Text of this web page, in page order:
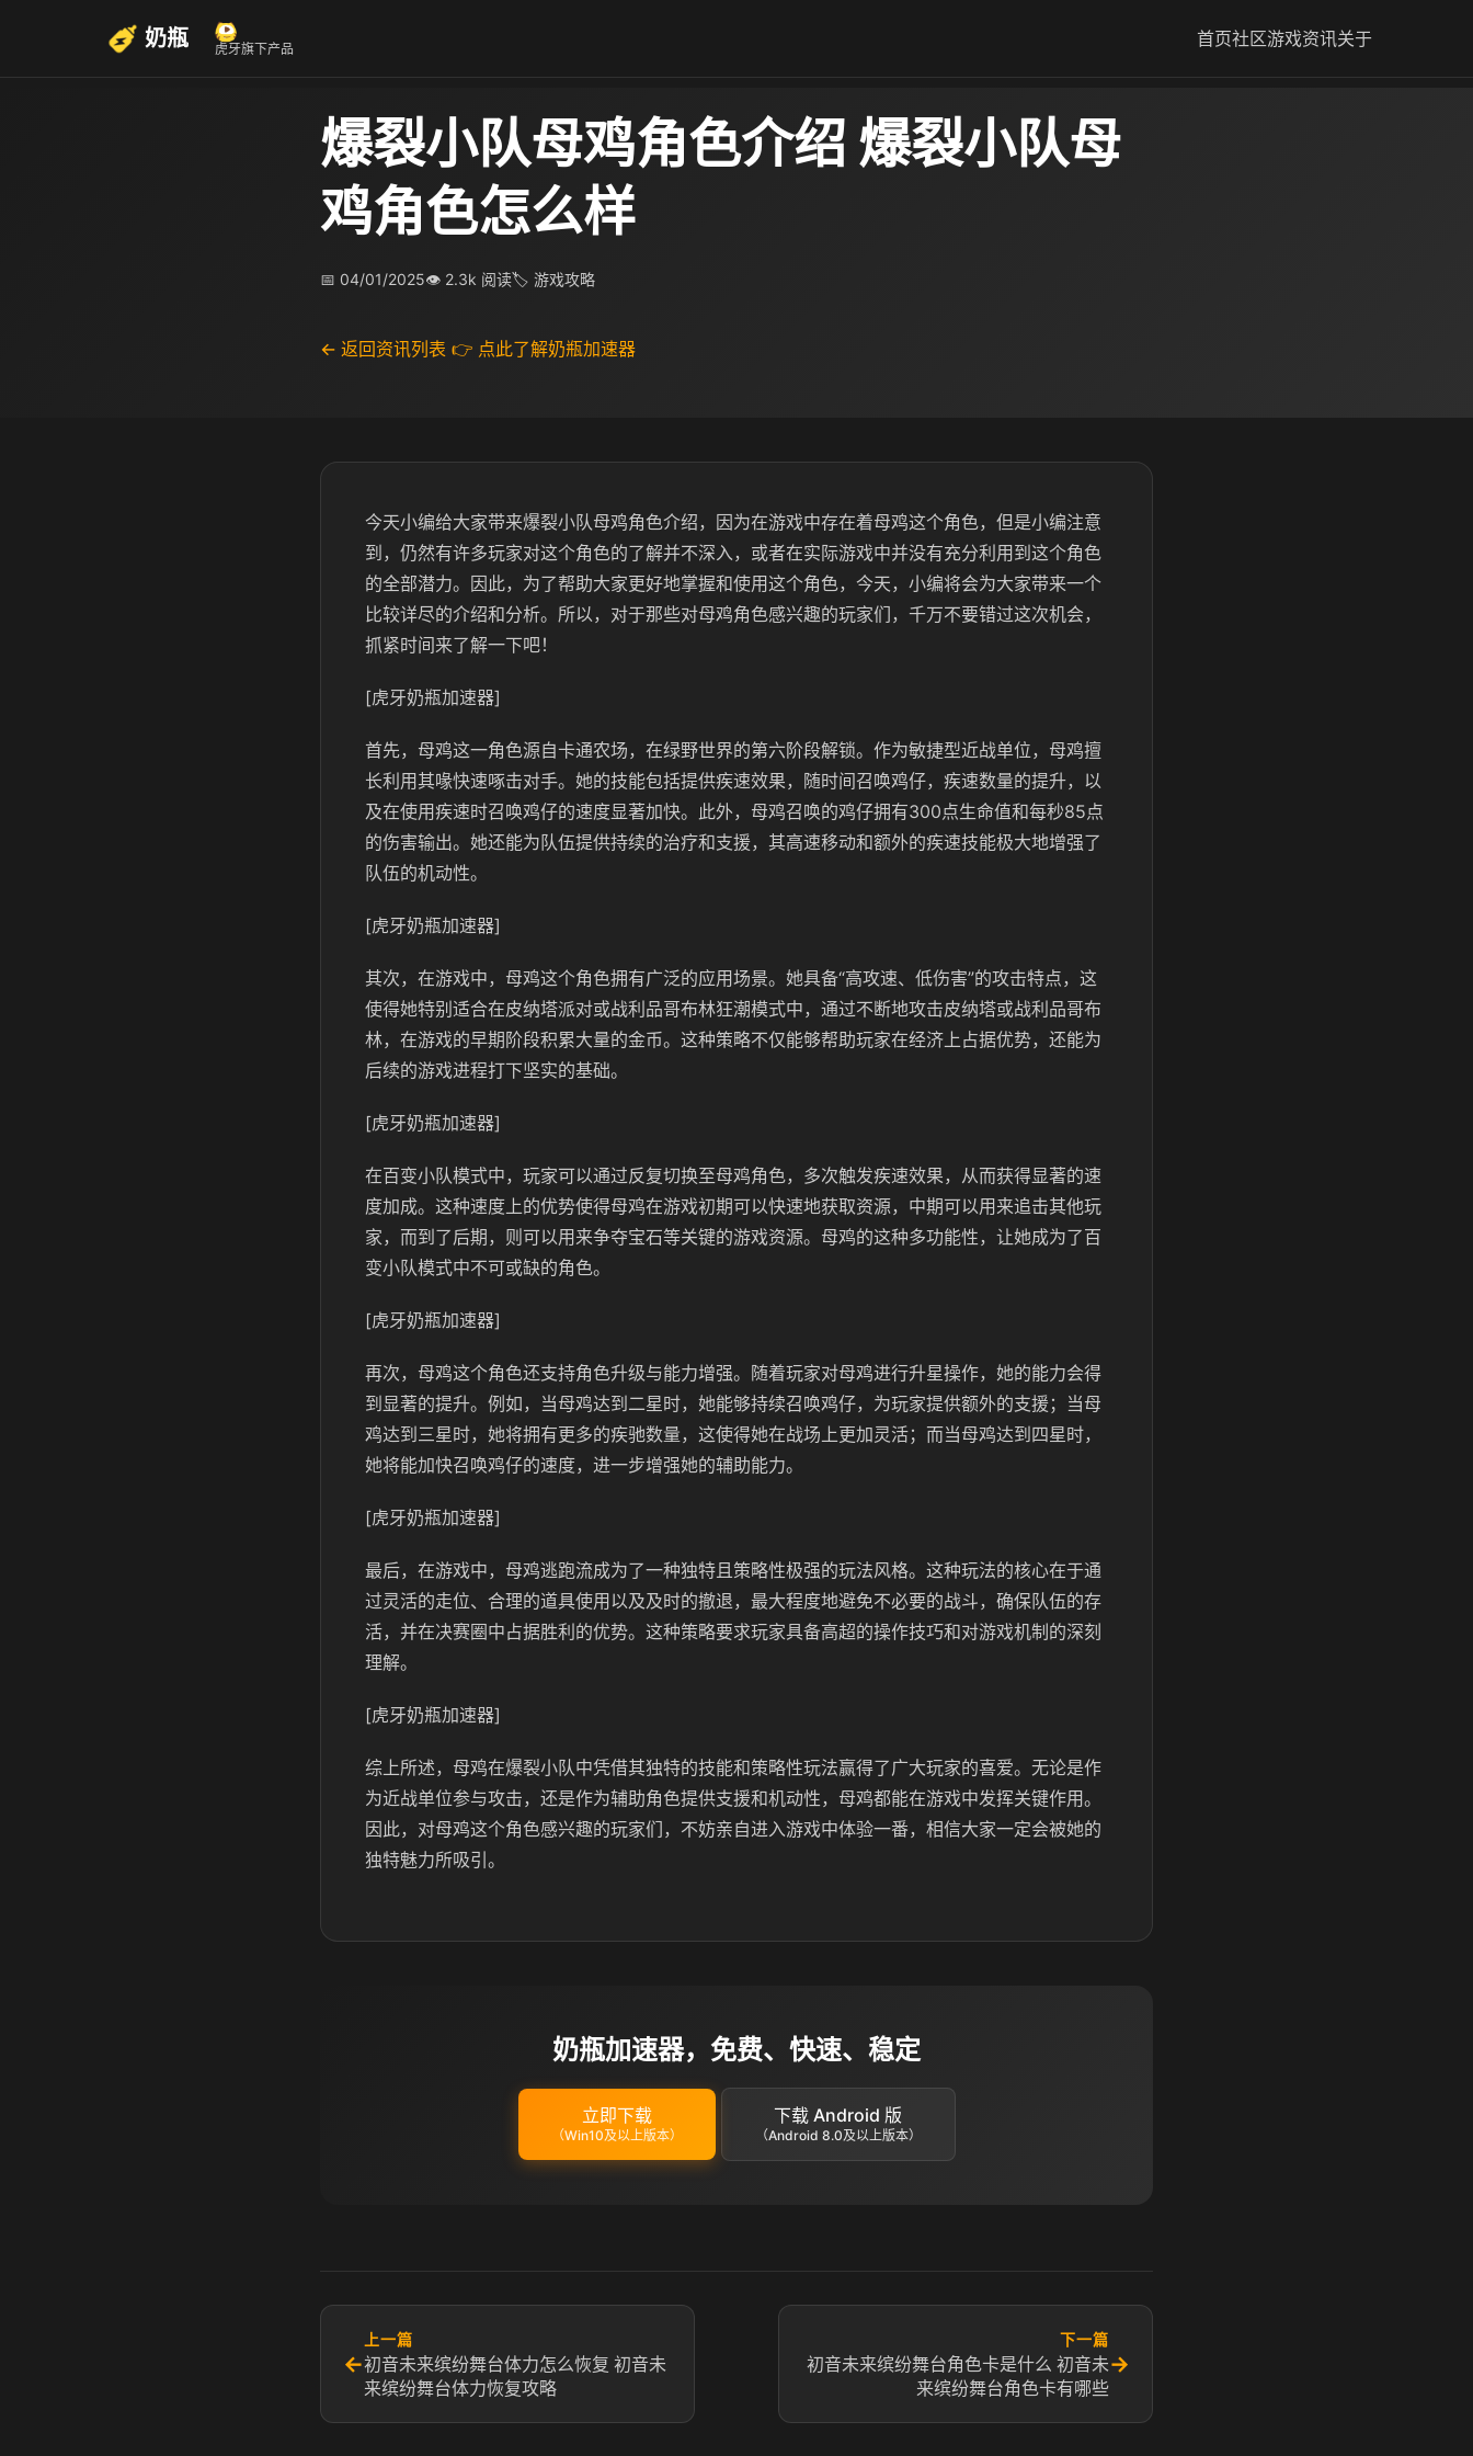
奶瓶 虎牙旗下产品 首页社区游戏资讯关于
爆裂小队母鸡角色介绍 爆裂小队母
鸡角色怎么样
📅 04/01/2025👁 2.3k 阅读🏷 游戏攻略
← 返回资讯列表 👉 点此了解奶瓶加速器
今天小编给大家带来爆裂小队母鸡角色介绍，因为在游戏中存在着母鸡这个角色，但是小编注意
到，仍然有许多玩家对这个角色的了解并不深入，或者在实际游戏中并没有充分利用到这个角色
的全部潜力。因此，为了帮助大家更好地掌握和使用这个角色，今天，小编将会为大家带来一个
比较详尽的介绍和分析。所以，对于那些对母鸡角色感兴趣的玩家们，千万不要错过这次机会，
抓紧时间来了解一下吧！
[虎牙奶瓶加速器]
首先，母鸡这一角色源自卡通农场，在绿野世界的第六阶段解锁。作为敏捷型近战单位，母鸡擅
长利用其喙快速啄击对手。她的技能包括提供疾速效果，随时间召唤鸡仔，疾速数量的提升，以
及在使用疾速时召唤鸡仔的速度显著加快。此外，母鸡召唤的鸡仔拥有300点生命值和每秒85点
的伤害输出。她还能为队伍提供持续的治疗和支援，其高速移动和额外的疾速技能极大地增强了
队伍的机动性。
[虎牙奶瓶加速器]
其次，在游戏中，母鸡这个角色拥有广泛的应用场景。她具备“高攻速、低伤害”的攻击特点，这
使得她特别适合在皮纳塔派对或战利品哥布林狂潮模式中，通过不断地攻击皮纳塔或战利品哥布
林，在游戏的早期阶段积累大量的金币。这种策略不仅能够帮助玩家在经济上占据优势，还能为
后续的游戏进程打下坚实的基础。
[虎牙奶瓶加速器]
在百变小队模式中，玩家可以通过反复切换至母鸡角色，多次触发疾速效果，从而获得显著的速
度加成。这种速度上的优势使得母鸡在游戏初期可以快速地获取资源，中期可以用来追击其他玩
家，而到了后期，则可以用来争夺宝石等关键的游戏资源。母鸡的这种多功能性，让她成为了百
变小队模式中不可或缺的角色。
[虎牙奶瓶加速器]
再次，母鸡这个角色还支持角色升级与能力增强。随着玩家对母鸡进行升星操作，她的能力会得
到显著的提升。例如，当母鸡达到二星时，她能够持续召唤鸡仔，为玩家提供额外的支援；当母
鸡达到三星时，她将拥有更多的疾驰数量，这使得她在战场上更加灵活；而当母鸡达到四星时，
她将能加快召唤鸡仔的速度，进一步增强她的辅助能力。
[虎牙奶瓶加速器]
最后，在游戏中，母鸡逃跑流成为了一种独特且策略性极强的玩法风格。这种玩法的核心在于通
过灵活的走位、合理的道具使用以及及时的撤退，最大程度地避免不必要的战斗，确保队伍的存
活，并在决赛圈中占据胜利的优势。这种策略要求玩家具备高超的操作技巧和对游戏机制的深刻
理解。
[虎牙奶瓶加速器]
综上所述，母鸡在爆裂小队中凭借其独特的技能和策略性玩法赢得了广大玩家的喜爱。无论是作
为近战单位参与攻击，还是作为辅助角色提供支援和机动性，母鸡都能在游戏中发挥关键作用。
因此，对母鸡这个角色感兴趣的玩家们，不妨亲自进入游戏中体验一番，相信大家一定会被她的
独特魅力所吸引。
奶瓶加速器，免费、快速、稳定
立即下载
（Win10及以上版本）
下载 Android 版
（Android 8.0及以上版本）
←
上一篇
初音未来缤纷舞台体力怎么恢复 初音未
来缤纷舞台体力恢复攻略
下一篇
初音未来缤纷舞台角色卡是什么 初音未
来缤纷舞台角色卡有哪些
→